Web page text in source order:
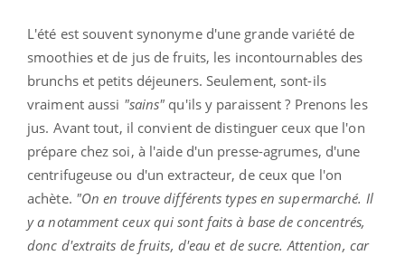
L'été est souvent synonyme d'une grande variété de
smoothies et de jus de fruits, les incontournables des
brunchs et petits déjeuners. Seulement, sont-ils
vraiment aussi "sains" qu'ils y paraissent ? Prenons les
jus. Avant tout, il convient de distinguer ceux que l'on
prépare chez soi, à l'aide d'un presse-agrumes, d'une
centrifugeuse ou d'un extracteur, de ceux que l'on
achète. "On en trouve différents types en supermarché. Il
y a notamment ceux qui sont faits à base de concentrés,
donc d'extraits de fruits, d'eau et de sucre. Attention, car